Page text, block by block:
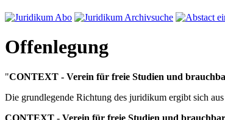
Offenlegung
"CONTEXT - Verein für freie Studien und
Die grundlegende Richtung des juridikum ergibt sich
CONTEXT - Verein für freie Studien und